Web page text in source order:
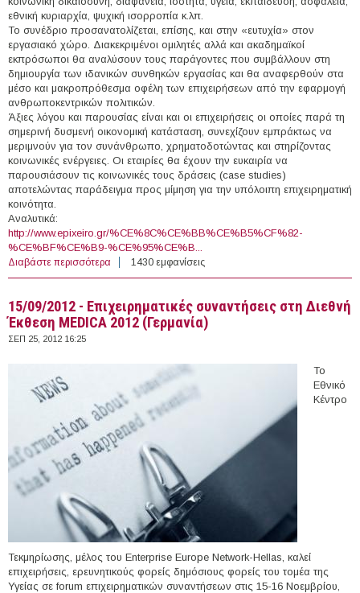
εθνική κυριαρχία, ψυχική ισορροπία κ.λπ.
Το συνέδριο προσανατολίζεται, επίσης, και στην «ευτυχία» στον
εργασιακό χώρο. Διακεκριμένοι ομιλητές αλλά και ακαδημαϊκοί
εκπρόσωποι θα αναλύσουν τους παράγοντες που συμβάλλουν στη
δημιουργία των ιδανικών συνθηκών εργασίας και θα αναφερθούν στα
μέσο και μακροπρόθεσμα οφέλη των επιχειρήσεων από την εφαρμογή
ανθρωποκεντρικών πολιτικών.
Άξιες λόγου και παρουσίας είναι και οι επιχειρήσεις οι οποίες παρά τη
σημερινή δυσμενή οικονομική κατάσταση, συνεχίζουν εμπράκτως να
μεριμνούν για τον συνάνθρωπο, χρηματοδοτώντας και στηρίζοντας
κοινωνικές ενέργειες. Οι εταιρίες θα έχουν την ευκαιρία να
παρουσιάσουν τις κοινωνικές τους δράσεις (case studies)
αποτελώντας παράδειγμα προς μίμηση για την υπόλοιπη επιχειρηματική
κοινότητα.
Αναλυτικά:
http://www.epixeiro.gr/%CE%8C%CE%BB%CE%B5%CF%82-
%CE%BF%CE%B9-%CE%95%CE%B...
Διαβάστε περισσότερα για 27/09/2012 - Συνέδριο με θέμα: «Ευτυχία- Ένας
νέος δείκτης μέτρησης της επιτυχίας κρατών και
1430 εμφανίσεις
15/09/2012 - Επιχειρηματικές συναντήσεις στη Διεθνή
Έκθεση MEDICA 2012 (Γερμανία)
ΣΕΠ 25, 2012 16:25
Το
Εθνικό
Κέντρο
Τεκμηρίωσης, μέλος του Enterprise Europe Network-Hellas, καλεί
επιχειρήσεις, ερευνητικούς φορείς δημόσιους φορείς του τομέα της
Υγείας σε forum επιχειρηματικών συναντήσεων στις 15-16 Νοεμβρίου,